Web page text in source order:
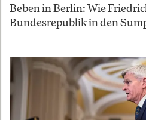
Beben in Berlin: Wie
Bundesrepublik in den